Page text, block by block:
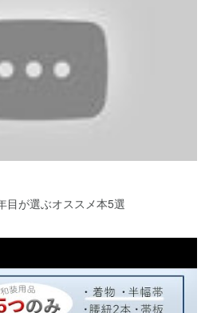
目が選ぶオススメ本5選